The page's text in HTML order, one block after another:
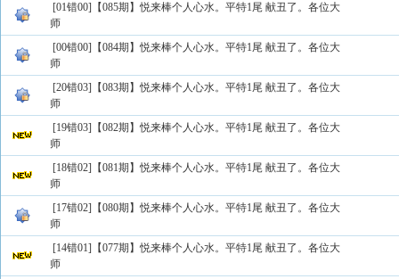
[01错00]【085期】悦来棒个人心水。平特1尾 献丑了。各位大
师
[00错00]【084期】悦来棒个人心水。平特1尾 献丑了。各位大
师
[20错03]【083期】悦来棒个人心水。平特1尾 献丑了。各位大
师
[19错03]【082期】悦来棒个人心水。平特1尾 献丑了。各位大
师
[18错02]【081期】悦来棒个人心水。平特1尾 献丑了。各位大
师
[17错02]【080期】悦来棒个人心水。平特1尾 献丑了。各位大
师
[14错01]【077期】悦来棒个人心水。平特1尾 献丑了。各位大
师